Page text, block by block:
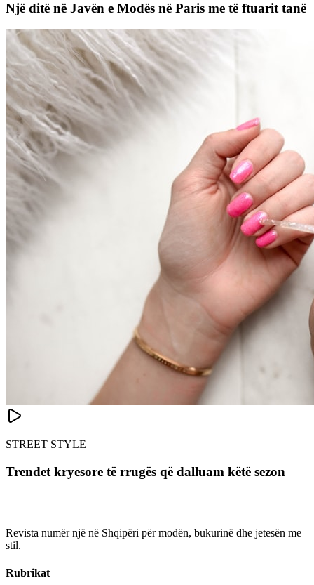
Një ditë në Javën e Modës në Paris me të ftuarit tanë
STREET STYLE
Trendet kryesore të rrugës që dalluam këtë sezon
Revista numër një në Shqipëri për modën, bukurinë dhe jetesën me
stil.
Rubrikat